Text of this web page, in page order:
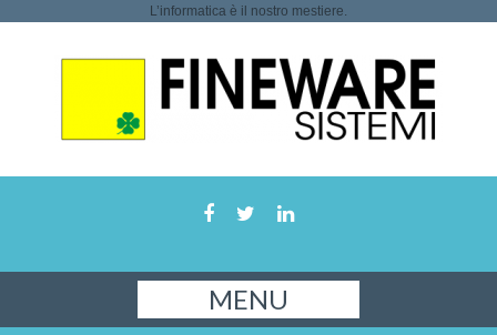
L’informatica è il nostro mestiere.
MENU